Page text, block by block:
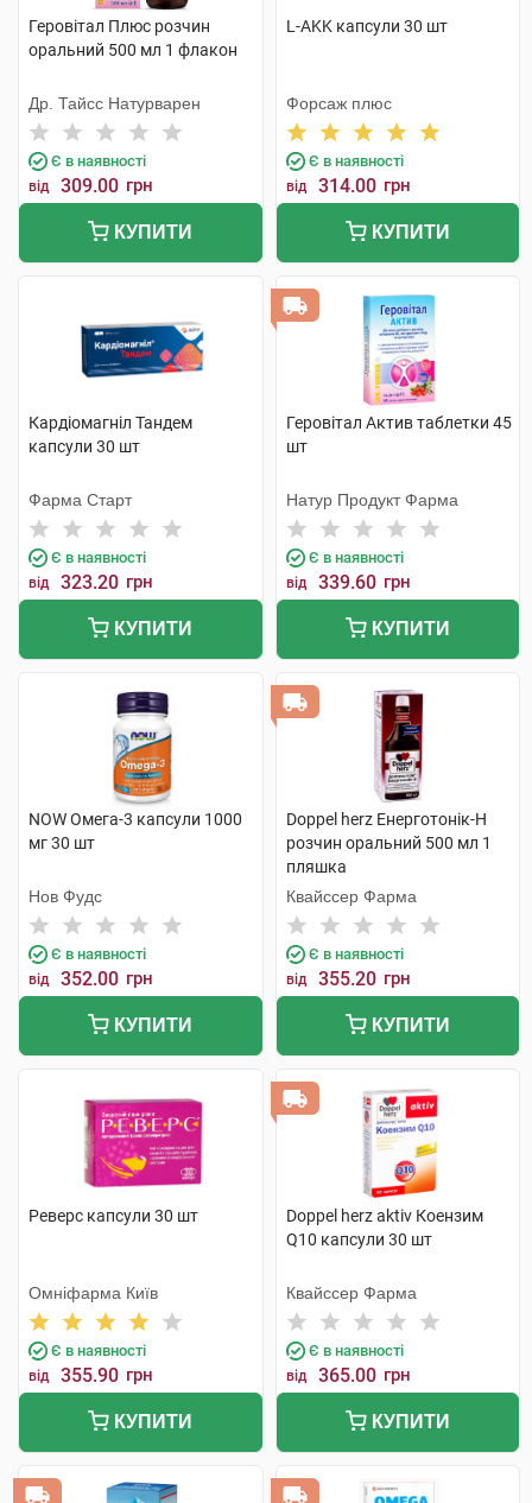
Геровітал Плюс розчин
оральний 500 мл 1 флакон
Др. Тайсс Натурварен
Є в наявності
від 309.00 грн
КУПИТИ
L-AKK капсули 30 шт
Форсаж плюс
Є в наявності
від 314.00 грн
КУПИТИ
Кардіомагніл Тандем
капсули 30 шт
Фарма Старт
Є в наявності
від 323.20 грн
КУПИТИ
Геровітал Актив таблетки 45
шт
Натур Продукт Фарма
Є в наявності
від 339.60 грн
КУПИТИ
NOW Омега-3 капсули 1000
мг 30 шт
Нов Фудс
Є в наявності
від 352.00 грн
КУПИТИ
Doppel herz Енерготонік-H
розчин оральний 500 мл 1
пляшка
Квайссер Фарма
Є в наявності
від 355.20 грн
КУПИТИ
Реверс капсули 30 шт
Омніфарма Київ
Є в наявності
від 355.90 грн
КУПИТИ
Doppel herz aktiv Коензим
Q10 капсули 30 шт
Квайссер Фарма
Є в наявності
від 365.00 грн
КУПИТИ